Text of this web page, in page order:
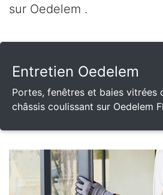
sur Oedelem .
Entretien Oedelem
Portes, fenêtres et baies vitrées
châssis coulissant sur Oedelem